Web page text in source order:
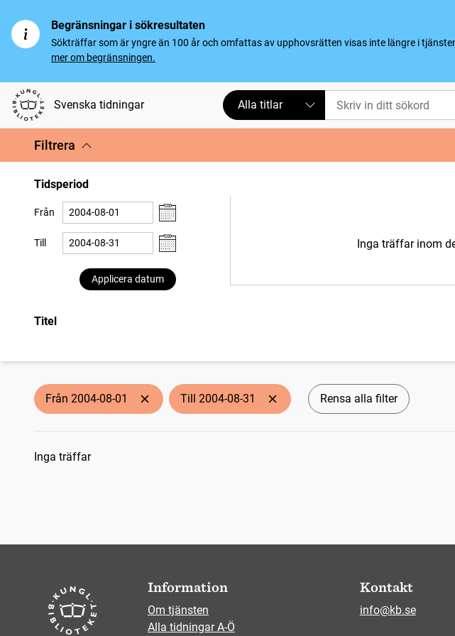
Begränsningar i sökresultaten
Sökträffar som är yngre än 100 år och omfattas av upphovsrätten visas inte längre i
mer om begränsningen.
Svenska tidningar Alla titlar
Filtrera
Tidsperiod
Från
Till
Applicera datum
Inga träffar inom
Titel
Från 2004-08-01 Till 2004-08-31 Rensa alla filter
Sökresultat
Inga träffar
Information
Om tjänsten
Alla tidningar A-Ö
Kontakt
info@kb.se